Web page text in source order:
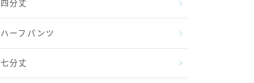
四分丈
ハーフパンツ
七分丈